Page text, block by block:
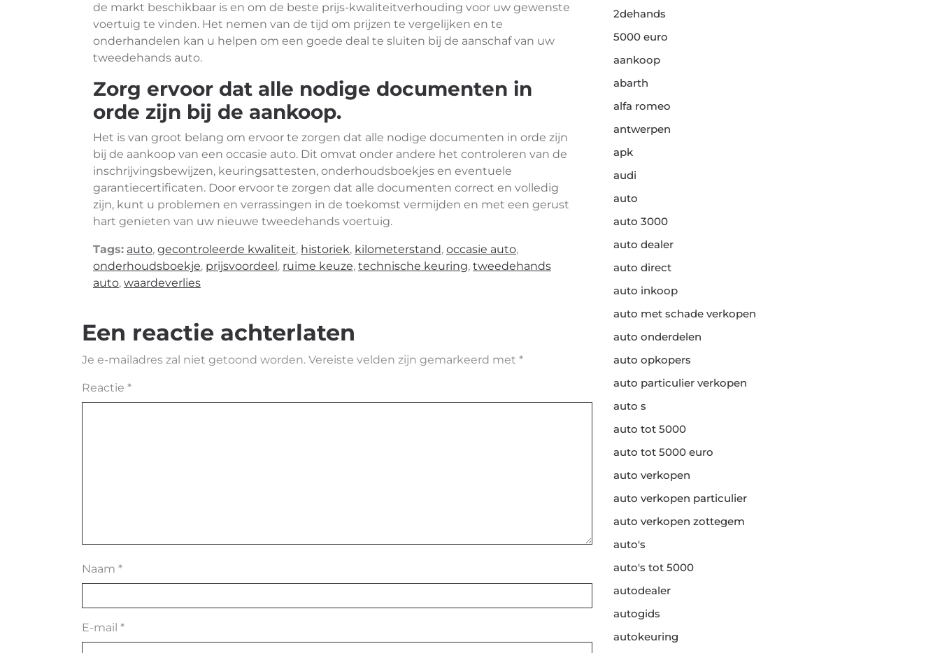
de markt beschikbaar is en om de beste prijs-kwaliteitverhouding voor uw gewenste
voertuig te vinden. Het nemen van de tijd om prijzen te vergelijken en te
onderhandelen kan u helpen om een goede deal te sluiten bij de aanschaf van uw
tweedehands auto.
Zorg ervoor dat alle nodige documenten in
orde zijn bij de aankoop.
Het is van groot belang om ervoor te zorgen dat alle nodige documenten in orde zijn
bij de aankoop van een occasie auto. Dit omvat onder andere het controleren van de
inschrijvingsbewijzen, keuringsattesten, onderhoudsboekjes en eventuele
garantiecertificaten. Door ervoor te zorgen dat alle documenten correct en volledig
zijn, kunt u problemen en verrassingen in de toekomst vermijden en met een gerust
hart genieten van uw nieuwe tweedehands voertuig.
Tags: auto, gecontroleerde kwaliteit, historiek, kilometerstand, occasie auto,
onderhoudsboekje, prijsvoordeel, ruime keuze, technische keuring, tweedehands
auto, waardeverlies
Een reactie achterlaten
Je e-mailadres zal niet getoond worden. Vereiste velden zijn gemarkeerd met *
Reactie *
Naam *
E-mail *
2dehands
5000 euro
aankoop
abarth
alfa romeo
antwerpen
apk
audi
auto
auto 3000
auto dealer
auto direct
auto inkoop
auto met schade verkopen
auto onderdelen
auto opkopers
auto particulier verkopen
auto s
auto tot 5000
auto tot 5000 euro
auto verkopen
auto verkopen particulier
auto verkopen zottegem
auto's
auto's tot 5000
autodealer
autogids
autokeuring